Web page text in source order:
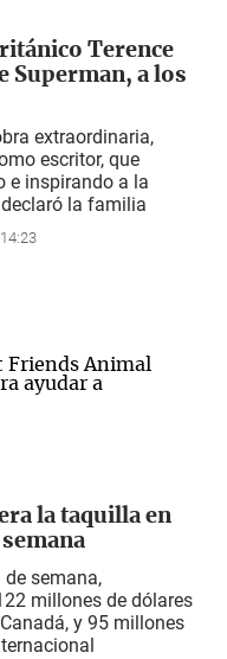
Terence
Superman, a los
extraordinaria,
escritor, que
e inspirando a la
la familia
la taquilla en
semana,
millones de dólares
y 95 millones